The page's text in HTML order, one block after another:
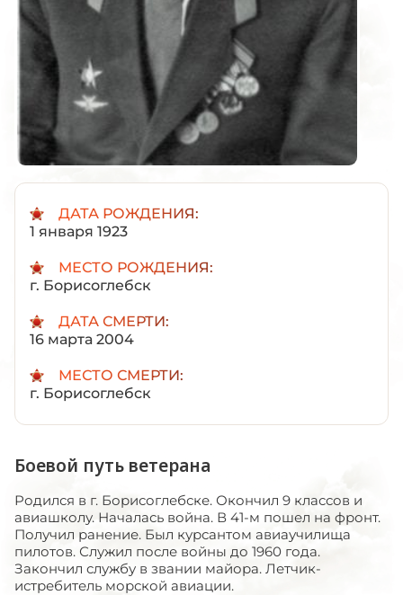
ДАТА РОЖДЕНИЯ:
1 января 1923
МЕСТО РОЖДЕНИЯ:
г. Борисоглебск
ДАТА СМЕРТИ:
16 марта 2004
МЕСТО СМЕРТИ:
г. Борисоглебск
Боевой путь ветерана
Родился в г. Борисоглебске. Окончил 9 классов и
авиашколу. Началась война. В 41-м пошел на фронт.
Получил ранение. Был курсантом авиаучилища
пилотов. Служил после войны до 1960 года.
Закончил службу в звании майора. Летчик-
истребитель морской авиации.